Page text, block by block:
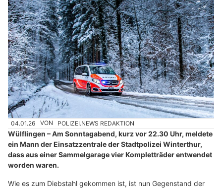
04.01.26 VON POLIZEI.NEWS REDAKTION
Wülflingen – Am Sonntagabend, kurz vor 22.30 Uhr, meldete
ein Mann der Einsatzzentrale der Stadtpolizei Winterthur,
dass aus einer Sammelgarage vier Kompletträder entwendet
worden waren.
Wie es zum Diebstahl gekommen ist, ist nun Gegenstand der